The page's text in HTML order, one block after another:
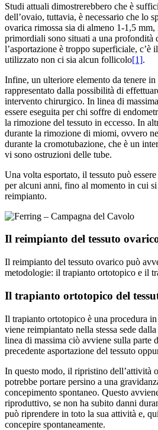
Studi attuali dimostrerebbero che è
dell’ovaio, tuttavia, è necessario che lo
ovarica rimossa sia di almeno 1-1,5
primordiali sono situati a una profondità
l’asportazione è troppo superficiale, c’è
utilizzato non ci sia alcun follicolo[1].
Infine, un ulteriore elemento da tenere in
rappresentato dalla possibilità di
intervento chirurgico. In linea di
essere eseguita per chi soffre di
la rimozione del tessuto in eccesso. In
durante la rimozione di miomi, ovvero
durante la cromotubazione, che è un
vi sono ostruzioni delle tube.
Una volta esportato, il tessuto può
per alcuni anni, fino al momento in cui si
reimpianto.
Il reimpianto del tessuto
Il reimpianto del tessuto ovarico può
metodologie: il trapianto ortotopico e il
Il trapianto ortotopico del
Il trapianto ortotopico è una procedura
viene reimpiantato nella stessa sede
linea di massima ciò avviene sulla parte
precedente asportazione del tessuto
In questo modo, il ripristino dell’attività
potrebbe portare persino a una
concepimento spontaneo. Questo
riproduttivo, se non ha subito danni
può riprendere in toto la sua attività e,
concepire spontaneamente.